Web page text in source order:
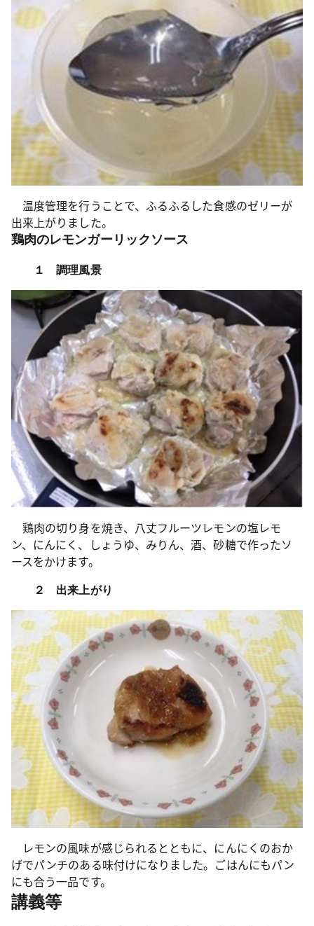
温度管理を行うことで、ふるふるした食感のゼリーが
出来上がりました。
鶏肉のレモンガーリックソース
１ 調理風景
鶏肉の切り身を焼き、八丈フルーツレモンの塩レモ
ン、にんにく、しょうゆ、みりん、酒、砂糖で作ったソ
ースをかけます。
２ 出来上がり
レモンの風味が感じられるとともに、にんにくのおか
げでパンチのある味付けになりました。ごはんにもパン
にも合う一品です。
講義等